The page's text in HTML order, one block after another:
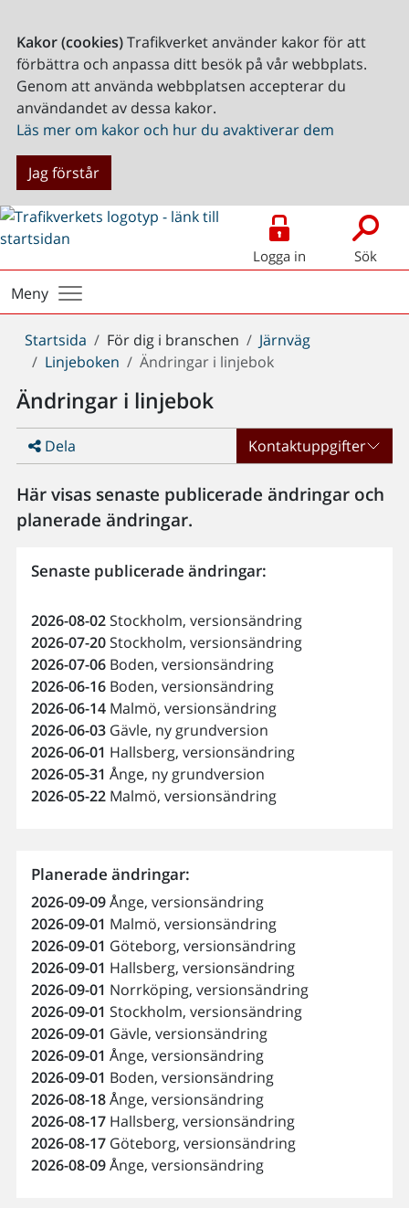
Kakor (cookies)Trafikverket använder kakor för att
förbättra och anpassa ditt besök på vår webbplats.
Genom att använda webbplatsen accepterar du
användandet av dessa kakor.
Läs mer om kakor och hur du avaktiverar dem
Jag förstår
Logga in Sök
Meny
Du
är
Startsida För dig i branschen
Järnväg
Linjeboken
Ändringar i linjebok
Ändringar i linjebok
Dela Kontaktuppgifter
Här visas senaste publicerade ändringar och
planerade ändringar.
Senaste publicerade ändringar:
2026-08-02Stockholm, versionsändring
2026-07-20Stockholm, versionsändring
2026-07-06 Boden, versionsändring
2026-06-16 Boden, versionsändring
2026-06-14 Malmö, versionsändring
2026-06-03 Gävle, ny grundversion
2026-06-01 Hallsberg, versionsändring
2026-05-31 Ånge, ny grundversion
2026-05-22 Malmö, versionsändring
Planerade ändringar:
2026-09-09Ånge, versionsändring
2026-09-01 Malmö, versionsändring
2026-09-01 Göteborg, versionsändring
2026-09-01 Hallsberg, versionsändring
2026-09-01 Norrköping, versionsändring
2026-09-01 Stockholm, versionsändring
2026-09-01 Gävle, versionsändring
2026-09-01 Ånge, versionsändring
2026-09-01 Boden, versionsändring
2026-08-18Ånge, versionsändring
2026-08-17Hallsberg, versionsändring
2026-08-17Göteborg, versionsändring
2026-08-09Ånge, versionsändring